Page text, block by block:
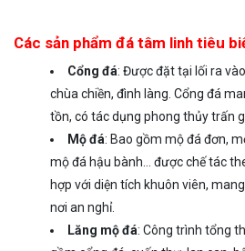
Các sản phẩm đá tâm linh tiêu
Cổng đá: Được đặt tại lối ra
chùa chiền, đình làng. Cổng đá
tồn, có tác dụng phong thủy trấn
Mộ đá: Bao gồm mộ đá đơn,
mộ đá hậu bành… được chế tác
hợp với diện tích khuôn viên,
nơi an nghỉ.
Lăng mộ đá: Công trình tổng